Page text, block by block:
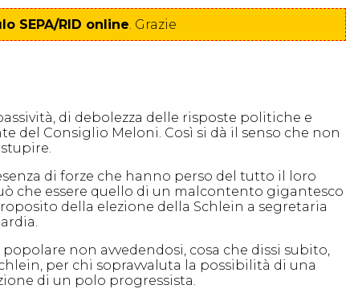
SEPA/RID online. Grazie
di debolezza delle risposte politiche e
del Consiglio Meloni. Così si dà il senso che non
di forze che hanno perso del tutto il loro
che essere quello di un malcontento gigantesco
della elezione della Schlein a segretaria
non avvedendosi, cosa che dissi subito,
per chi sopravvaluta la possibilità di una
di un polo progressista.